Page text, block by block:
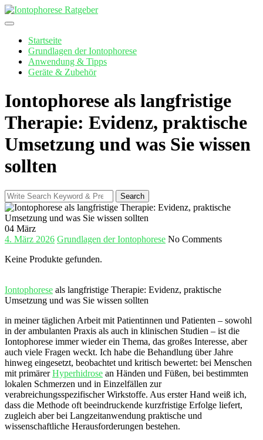
Skip
to
Startseite
Grundlagen der Iontophorese
Anwendung & Tipps
Geräte & Zubehör
Iontophorese als langfristige
Therapie: Evidenz, praktische
Umsetzung und was Sie wissen
sollten
Search
for:
Search
04 März
4. März 2026 Grundlagen der Iontophorese No Comments
Keine Produkte gefunden.
Iontophorese als langfristige Therapie: Evidenz, praktische
Umsetzung‍ und was ​Sie wissen sollten
in meiner täglichen ‌Arbeit mit Patientinnen und⁤ Patienten – sowohl
in ⁣der ambulanten Praxis als auch in⁣ klinischen Studien – ist die
Iontophorese immer wieder ein ⁢Thema, das großes Interesse, aber
‌auch viele Fragen weckt. Ich habe ⁣die⁤ Behandlung​ über Jahre
hinweg eingesetzt, beobachtet und kritisch bewertet: ⁢bei Menschen
mit primärer⁢Hyperhidrose an Händen ⁤und ​Füßen, bei bestimmten
lokalen Schmerzen und in Einzelfällen‍ zur⁢
verabreichungsspezifischer Wirkstoffe. Aus ⁣erster Hand weiß ich,
dass die Methode oft beeindruckende kurzfristige ​Erfolge ⁢liefert,
zugleich aber ​bei Langzeitanwendung praktische und
wissenschaftliche Herausforderungen ⁢bestehen.